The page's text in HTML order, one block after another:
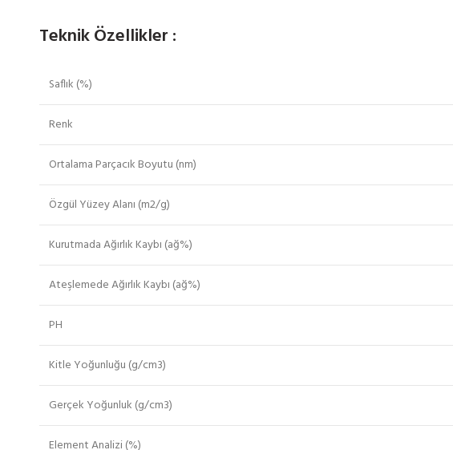
Teknik Özellikler :
Saflık (%)
Renk
Ortalama Parçacık Boyutu (nm)
Özgül Yüzey Alanı (m2/g)
Kurutmada Ağırlık Kaybı (ağ%)
Ateşlemede Ağırlık Kaybı (ağ%)
PH
Kitle Yoğunluğu (g/cm3)
Gerçek Yoğunluk (g/cm3)
Element Analizi (%)